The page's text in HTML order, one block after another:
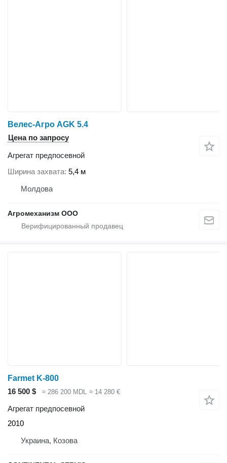
Велес-Агро AGK 5.4
Цена по запросу
Агрегат предпосевной
Ширина захвата 5,4 м
Молдова
Агромеханизм ООО
Farmet K-800
16 500 $
≈ 286 200 MDL ≈ 14 280 €
Агрегат предпосевной
2010
Украина, Козова